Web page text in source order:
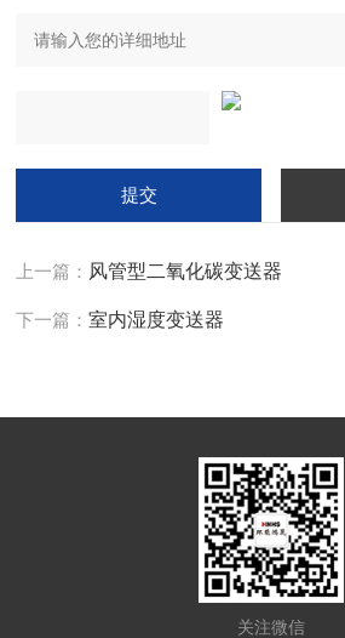
上一篇： 风管型二氧化碳变送器
下一篇：室内湿度变送器
关注微信